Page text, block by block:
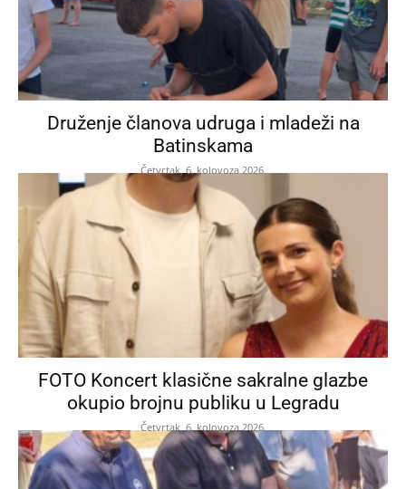
Druženje članova udruga i mladeži na
Batinskama
Četvrtak, 6. kolovoza 2026.
FOTO Koncert klasične sakralne glazbe
okupio brojnu publiku u Legradu
Četvrtak, 6. kolovoza 2026.